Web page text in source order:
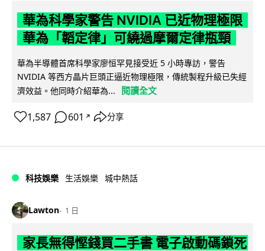
華為科學家警告 NVIDIA 已近物理極限
華為「韜定律」可繞過摩爾定律瓶頸
華為半導體首席科學家廖恒罕見接受近 5 小時專訪，警告
NVIDIA 等西方晶片巨頭正逼近物理極限，傳統製程升級已失經
濟效益。他同時介紹華為...
閱讀全文
1,587 601 ↗ 分享
科技娛樂 生活娛樂 城中熱話
Lawton 1 日
家長無得慳錢買二手書 電子啟動碼鎖死